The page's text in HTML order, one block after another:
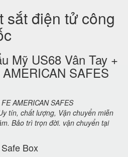
sắt điện tử công
Mỹ US68 Vân Tay +
SAFES
AMERICAN SAFES
tín, chất lượng, Vận chuyển miễn
Bảo trì trọn đời. vận chuyển tại
Box